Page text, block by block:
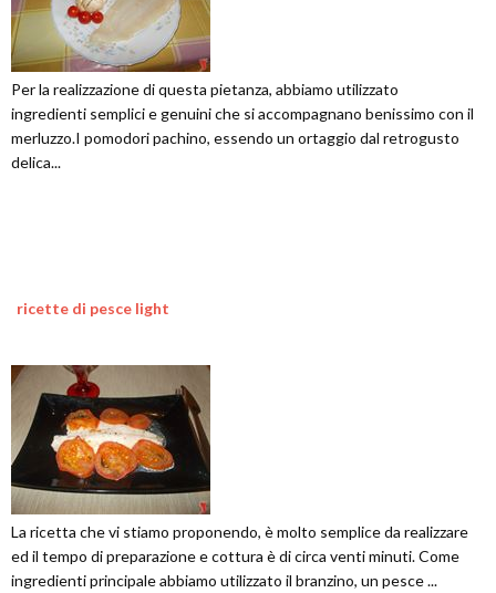
Per la realizzazione di questa pietanza, abbiamo utilizzato
ingredienti semplici e genuini che si accompagnano benissimo con il
merluzzo.I pomodori pachino, essendo un ortaggio dal retrogusto
delica...
ricette di pesce light
La ricetta che vi stiamo proponendo, è molto semplice da realizzare
ed il tempo di preparazione e cottura è di circa venti minuti. Come
ingredienti principale abbiamo utilizzato il branzino, un pesce ...